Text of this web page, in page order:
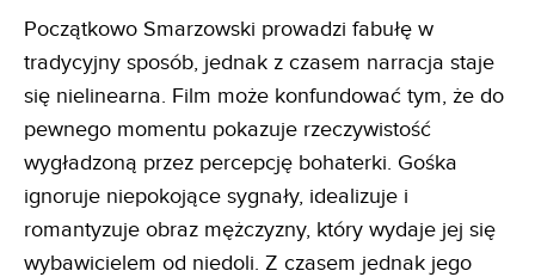
Początkowo Smarzowski prowadzi fabułę w
tradycyjny sposób, jednak z czasem narracja staje
się nielinearna. Film może konfundować tym, że do
pewnego momentu pokazuje rzeczywistość
wygładzoną przez percepcję bohaterki. Gośka
ignoruje niepokojące sygnały, idealizuje i
romantyzuje obraz mężczyzny, który wydaje jej się
wybawicielem od niedoli. Z czasem jednak jego